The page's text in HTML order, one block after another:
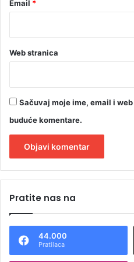
Email *
Web stranica
Sačuvaj moje ime, email i
buduće komentare.
t
n
Pratite nas na
44.000
Pratilaca